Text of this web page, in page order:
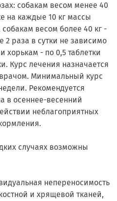
собакам весом менее 40
на каждые 10 кг массы
весом более 40 кг -
2 раза в сутки не зависимо
хорькам - по 0,5 таблетки
Курс лечения назначается
Минимальный курс
Рекомендуется
в осеннее-весенний
неблагоприятных
случаях возможны
непереносимость
и хрящевой тканей,